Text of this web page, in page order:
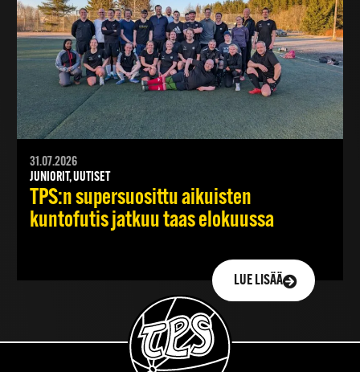
31.07.2026
JUNIORIT, UUTISET
TPS:n supersuosittu aikuisten
kuntofutis jatkuu taas elokuussa
LUE LISÄÄ